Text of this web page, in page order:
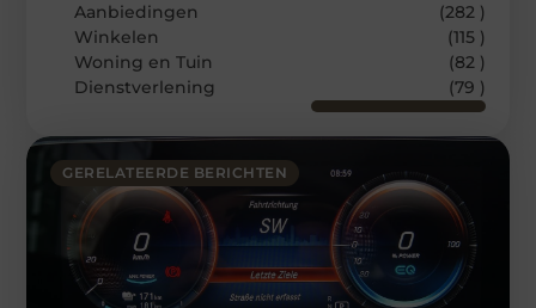
GERELATEERDE BERICHTEN
Aanbiedingen
(282 )
Winkelen
(115 )
Woning en Tuin
(82 )
Dienstverlening
(79 )